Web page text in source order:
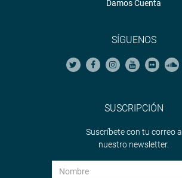
Damos Cuenta
SÍGUENOS
SUSCRIPCIÓN
Suscríbete con tu correo a
nuestro newsletter.